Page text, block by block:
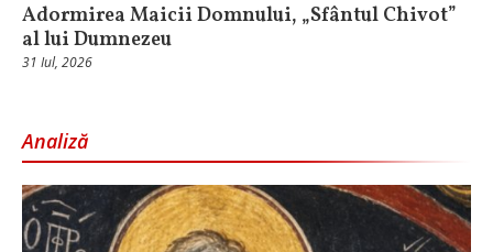
Adormirea Maicii Domnului, „Sfântul Chivot”
al lui Dumnezeu
31 Iul, 2026
Analiză